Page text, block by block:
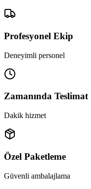
Profesyonel Ekip
Deneyimli personel
Zamanında Teslimat
Dakik hizmet
Özel Paketleme
Güvenli ambalajlama